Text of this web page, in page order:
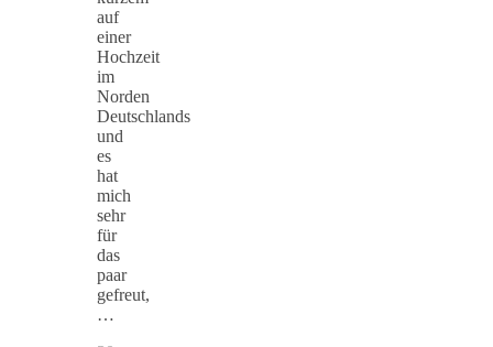
auf
einer
Hochzeit
im
Norden
Deutschlands
und
es
hat
mich
sehr
für
das
paar
gefreut,
…